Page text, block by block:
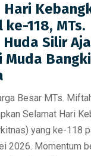
Hari
118, MTs.
Silir
Muda
Besar MTs.
Selamat Hari
yang ke-118
2026. Momentum